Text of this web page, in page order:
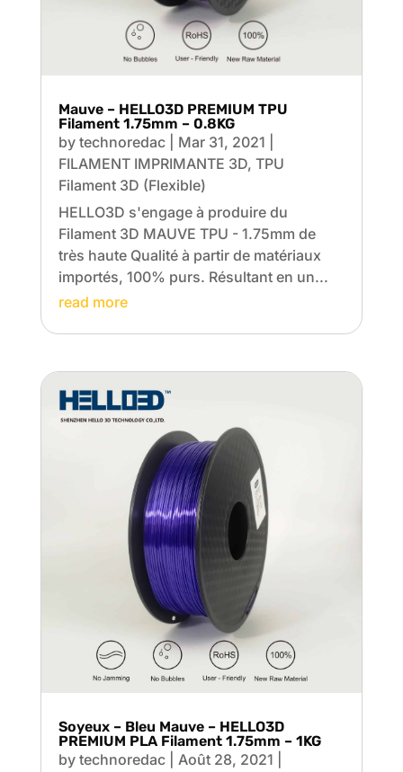
Mauve – HELLO3D PREMIUM TPU
Filament 1.75mm – 0.8KG
by technoredac| Mar 31, 2021
FILAMENT IMPRIMANTE 3D, TPU
Filament 3D (Flexible)
HELLO3D s'engage à produire du
Filament 3D MAUVE TPU - 1.75mm de
très haute Qualité à partir de matériaux
importés, 100% purs. Résultant en un...
read more
Soyeux – Bleu Mauve – HELLO3D
PREMIUM PLA Filament 1.75mm – 1KG
by technoredac| Août 28, 2021